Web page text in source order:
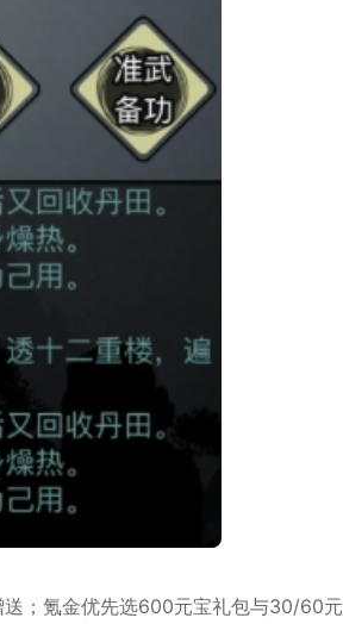
；氪金优先选600元宝礼包与30/60元